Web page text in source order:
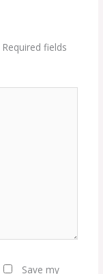
Required fields
Save my